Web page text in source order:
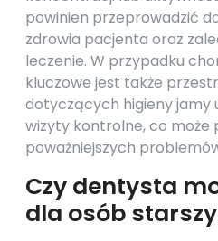
powinien przeprowadzić
zdrowia pacjenta oraz
leczenie. W przypadku
kluczowe jest także
dotyczących higieny jamy
wizyty kontrolne, co może
poważniejszych
Czy dentysta
dla osób